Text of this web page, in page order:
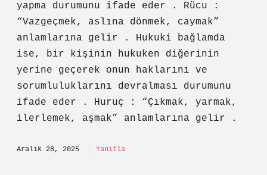
yapma durumunu ifade eder . Rücu :
“Vazgeçmek, aslına dönmek, caymak”
anlamlarına gelir . Hukuki bağlamda
ise, bir kişinin hukuken diğerinin
yerine geçerek onun haklarını ve
sorumluluklarını devralması durumunu
ifade eder . Huruç : “Çıkmak, yarmak,
ilerlemek, aşmak” anlamlarına gelir .
Aralık 28, 2025 Yanıtla